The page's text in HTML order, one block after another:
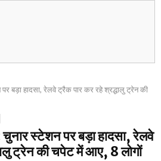
बड़ा हादसा, रेलवे ट्रैक पार कर रहे श्रद्धालु ट्रेन की
स्टेशन पर बड़ा हादसा, रेलवे
ट्रेन की चपेट में आए, 8 लोगों